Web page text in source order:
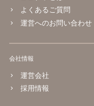
よくあるご質問
運営へのお問い合わせ
会社情報
運営会社
採用情報